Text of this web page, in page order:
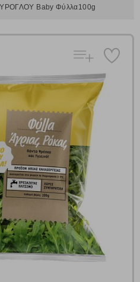
Baby Φύλλα100g
γρήγορη αναζήτηση